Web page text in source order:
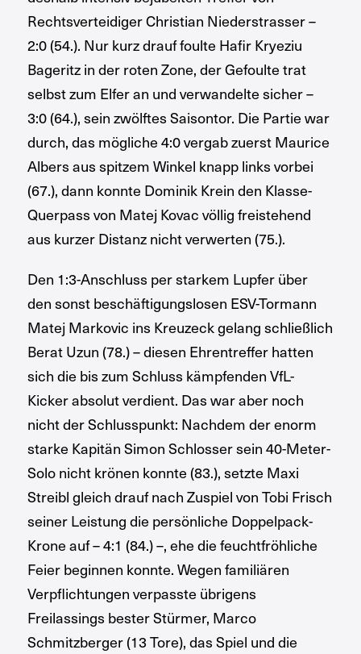
Rechtsverteidiger Christian Niederstrasser –
2:0 (54.). Nur kurz drauf foulte Hafir Kryeziu
Bageritz in der roten Zone, der Gefoulte trat
selbst zum Elfer an und verwandelte sicher –
3:0 (64.), sein zwölftes Saisontor. Die Partie war
durch, das mögliche 4:0 vergab zuerst Maurice
Albers aus spitzem Winkel knapp links vorbei
(67.), dann konnte Dominik Krein den Klasse-
Querpass von Matej Kovac völlig freistehend
aus kurzer Distanz nicht verwerten (75.).
Den 1:3-Anschluss per starkem Lupfer über
den sonst beschäftigungslosen ESV-Tormann
Matej Markovic ins Kreuzeck gelang schließlich
Berat Uzun (78.) – diesen Ehrentreffer hatten
sich die bis zum Schluss kämpfenden VfL-
Kicker absolut verdient. Das war aber noch
nicht der Schlusspunkt: Nachdem der enorm
starke Kapitän Simon Schlosser sein 40-Meter-
Solo nicht krönen konnte (83.), setzte Maxi
Streibl gleich drauf nach Zuspiel von Tobi Frisch
seiner Leistung die persönliche Doppelpack-
Krone auf – 4:1 (84.) –, ehe die feuchtfröhliche
Feier beginnen konnte. Wegen familiären
Verpflichtungen verpasste übrigens
Freilassings bester Stürmer, Marco
Schmitzberger (13 Tore), das Spiel und die